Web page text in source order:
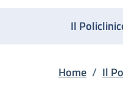
Il
Home / Il